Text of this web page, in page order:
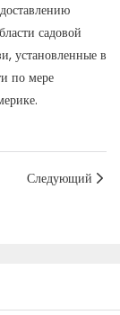
садовой
установленные в
по мере
Следующий